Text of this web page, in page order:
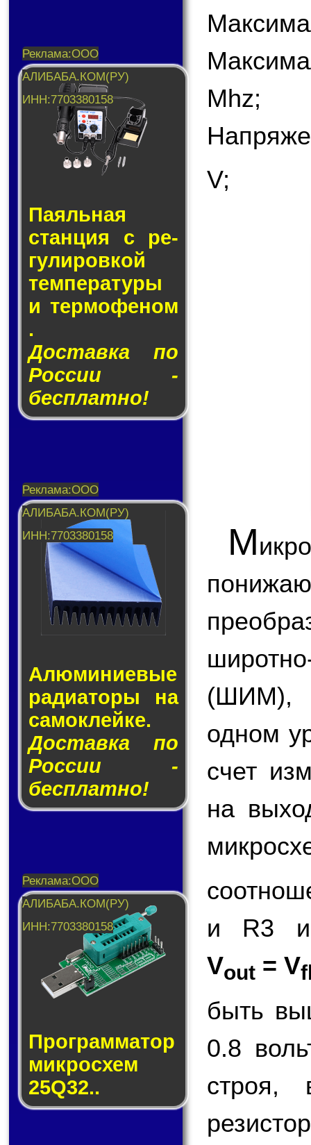
Паяльная
стан­ция с ре­
гу­ли­ров­кой
тем­пе­ра­ту­ры
и тер­мо­фе­ном
.
Доставка по
России -
бесплатно!
Алюминие­вые
ра­ди­а­то­ры на
са­мо­клей­ке.
Доставка по
России -
бесплатно!
Прог­рам­ма­тор
мик­ро­схем
25Q32..
Mhz;
V;
М
(ШИМ),
одном
счет
на
и R3 и
Vout = V
быть
0.8
строя,